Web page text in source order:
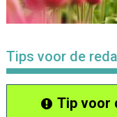
Tips voor de
Tip voor